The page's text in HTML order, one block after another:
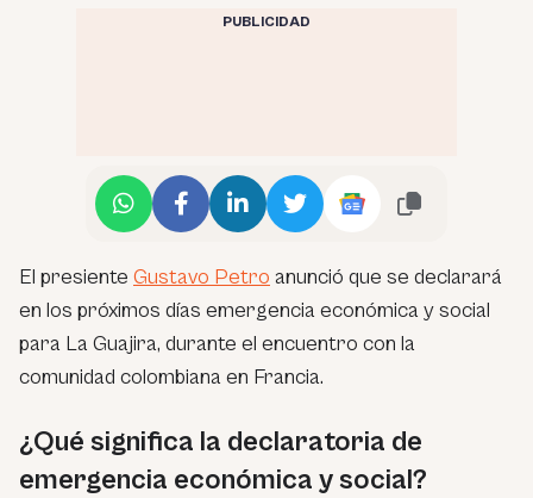
PUBLICIDAD
El presiente Gustavo Petro anunció que se declarará
en los próximos días emergencia económica y social
para La Guajira, durante el encuentro con la
comunidad colombiana en Francia.
¿Qué significa la declaratoria de
emergencia económica y social?